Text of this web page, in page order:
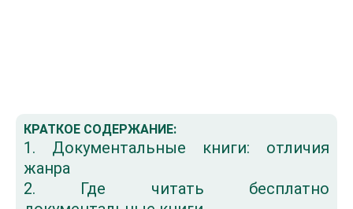
КРАТКОЕ СОДЕРЖАНИЕ:
1. Документальные книги: отличия
жанра
2. Где читать бесплатно